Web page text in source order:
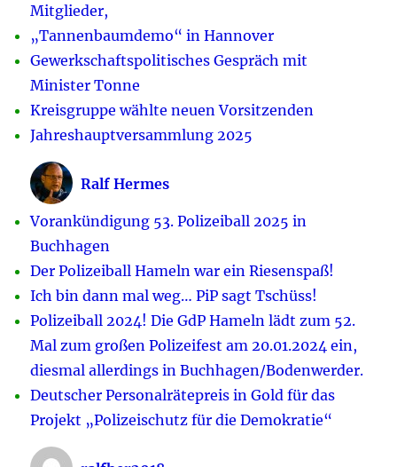
Mitglieder,
„Tannenbaumdemo“ in Hannover
Gewerkschaftspolitisches Gespräch mit
Minister Tonne
Kreisgruppe wählte neuen Vorsitzenden
Jahreshauptversammlung 2025
Ralf Hermes
Vorankündigung 53. Polizeiball 2025 in
Buchhagen
Der Polizeiball Hameln war ein Riesenspaß!
Ich bin dann mal weg… PiP sagt Tschüss!
Polizeiball 2024! Die GdP Hameln lädt zum 52.
Mal zum großen Polizeifest am 20.01.2024 ein,
diesmal allerdings in Buchhagen/Bodenwerder.
Deutscher Personalrätepreis in Gold für das
Projekt „Polizeischutz für die Demokratie“